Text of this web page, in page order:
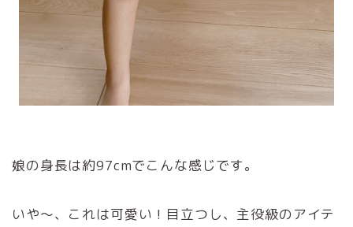
娘の身長は約97cmでこんな感じです。
いや～、これは可愛い！目立つし、主役級のアイテ